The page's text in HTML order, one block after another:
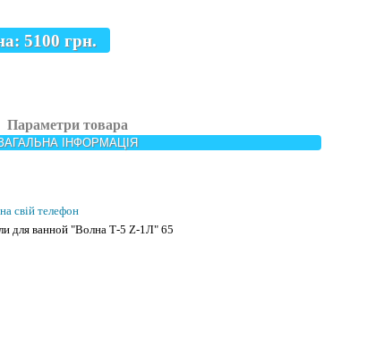
5100грн.
Параметри товара
ІНФОРМАЦІЯ
свій телефон
для ванной "Волна Т-5 Z-1Л" 65